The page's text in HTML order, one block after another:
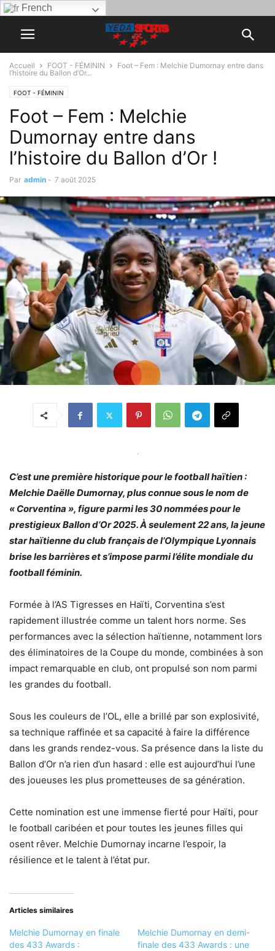
French
Accueil FOOT - FÉMININ
Foot – Fem : Melchie Dumornay entre dans
l’histoire du Ballon d’Or...
FOOT - FÉMININ
Foot – Fem : Melchie
Dumornay entre dans
l’histoire du Ballon d’Or !
Par admin - 7 août 2025
C’est une première historique pour le football haïtien :
Melchie Daëlle Dumornay, plus connue sous le nom de
« Corventina », figure parmi les 30 nommées pour le
prestigieux Ballon d’Or 2025. À seulement 22 ans, la jeune
star haïtienne du club français de l’Olympique Lyonnais
brise les barrières et s’impose parmi l’élite mondiale du
football féminin.
Formée à l’AS Tigresses en Haïti, Corventina s’est
rapidement illustrée comme un talent hors norme. Ses
performances avec la sélection haïtienne, notamment lors
des éliminatoires de la Coupe du monde, combinées à son
impact remarquable en club, ont propulsé son nom parmi
les grandes du football.
Sous les couleurs de l’OL, elle a brillé par son explosivité,
sa technique raffinée et sa capacité à faire la différence
dans les grands rendez-vous. Sa présence dans la liste du
Ballon d’Or n’a rien d’un hasard : elle est aujourd’hui l’une
des joueuses les plus prometteuses de sa génération.
Cette nomination est une immense fierté pour Haïti, pour
le football caribéen et pour toutes les jeunes filles qui
osent rêver. Melchie Dumornay incarne l’espoir, la
résilience et le talent à l’état pur.
Articles similaires
Melchie Dumornay en finale
des 433 Awards :
Melchie Dumornay en demi-
finale des 433 Awards : une